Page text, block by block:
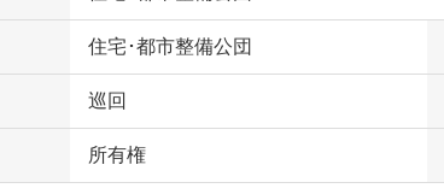
住宅･都市整備公団
巡回
所有権